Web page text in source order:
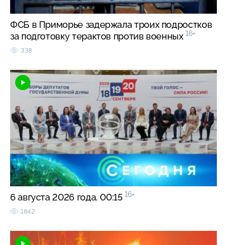
ФСБ в Приморье задержала троих подростков
за подготовку терактов против военных 16+
338
6 августа 2026 года. 00:15 16+
1842